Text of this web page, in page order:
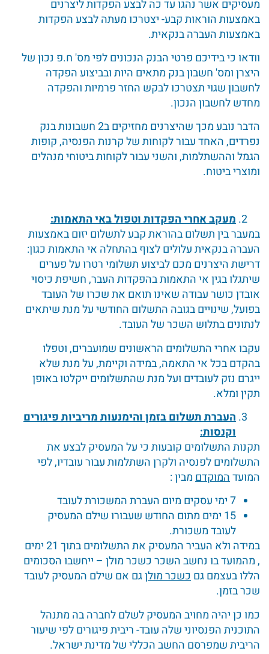
מעסיקים אשר נהגו עד כה לבצע הפקדות ליצרנים
באמצעות הוראות קבע- יצטרכו מעתה לבצע הפקדות
באמצעות העברה בנקאית.
וודאו כי בידיכם פרטי הבנק הנכונים לפי מס' ח.פ נכון של
היצרן ומס' חשבון בנק מתאים היות ובביצוע הפקדה
לחשבון שגוי תצטרכו לבקש החזר פרמיות והפקדה
מחדש לחשבון הנכון.
הדבר נובע מכך שהיצרנים מחזיקים ב2 חשבונות בנק
נפרדים, האחד עבור לקוחות של קרנות הפנסיה, קופות
הגמל וההשתלמות, והשני עבור לקוחות ביטוחי מנהלים
ומוצרי ביטוח.
מעקב אחרי הפקדות וטפול באי התאמות:
במעבר בין תשלום בהוראת קבע לתשלום יזום באמצעות
העברה בנקאית עלולים לצוף בהתחלה אי התאמות כגון:
דרישת היצרנים מכם לביצוע תשלומי רטרו על פערים
שיתגלו בגין אי התאמות בהפקדות העבר, חשיפת כיסוי
אובדן כושר עבודה שאינו תואם את שכרו של העובד
בפועל, שינויים בגובה התשלום החודשי על מנת שיתאים
לנתונים בתלוש השכר של העובד.
עקבו אחרי התשלומים הראשונים שמועברים, וטפלו
בהקדם בכל אי התאמה, במידה וקיימת, על מנת שלא
ייגרם נזק לעובדים ועל מנת שהתשלומים ייקלטו באופן
תקין ומלא.
העברת תשלום בזמן והימנעות מריביות פיגורים
וקנסות:
תקנות התשלומים קובעות כי על המעסיק לבצע את
התשלומים לפנסיה ולקרן השתלמות עבור עובדיו, לפי
המועדהמוקדםמבין :
7 ימי עסקים מיום העברת המשכורת לעובד
15 ימים מתום החודש שעבורו שילם המעסיק
לעובד משכורת.
במידה ולא העביר המעסיק את התשלומים בתוך 21 ימים
, מהמועד בו נחשב השכר כשכר מולן – ייחשבו הסכומים
הללו בעצמם גםכשכר מולןגם אם שילם המעסיק לעובד
שכר בזמן.
כמו כן יהיה מחויב המעסיק לשלם לחברה בה מתנהל
התוכנית הפנסיוני שלה עובד- ריבית פיגורים לפי שיעור
הריבית שמפרסם החשב הכללי של מדינת ישראל.